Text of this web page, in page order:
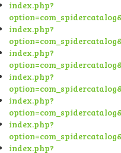
index.php?
index.php?
index.php?
index.php?
index.php?
index.php?
index.php?